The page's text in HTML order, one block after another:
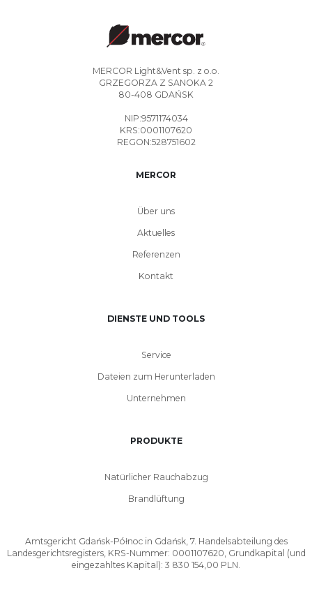
MERCOR Light&Vent sp. z o.o.
GRZEGORZA Z SANOKA 2
80-408 GDAŃSK
NIP:9571174034
KRS:0001107620
REGON:528751602
MERCOR
Über uns
Aktuelles
Referenzen
Kontakt
DIENSTE UND TOOLS
Service
Dateien zum Herunterladen
Unternehmen
PRODUKTE
Natürlicher Rauchabzug
Brandlüftung
Amtsgericht Gdańsk-Północ in Gdańsk, 7. Handelsabteilung des
Landesgerichtsregisters, KRS-Nummer: 0001107620, Grundkapital (und
eingezahltes Kapital): 3 830 154,00 PLN.